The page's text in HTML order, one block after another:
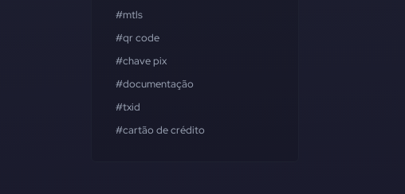
#mtls
#qr code
#chave pix
#documentação
#txid
#cartão de crédito